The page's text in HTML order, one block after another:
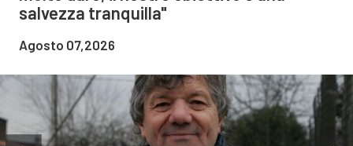
salvezza tranquilla"
Agosto 07,2026